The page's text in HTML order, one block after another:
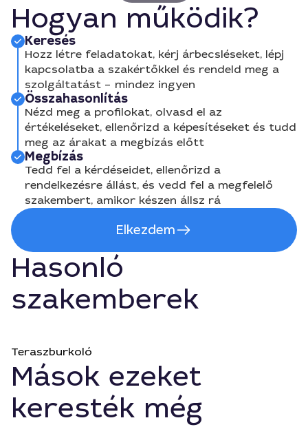
Hogyan működik?
Keresés
Hozz létre feladatokat, kérj árbecsléseket, lépj
kapcsolatba a szakértőkkel és rendeld meg a
szolgáltatást – mindez ingyen
Összahasonlítás
Nézd meg a profilokat, olvasd el az
értékeléseket, ellenőrizd a képesítéseket és tudd
meg az árakat a megbízás előtt
Megbízás
Tedd fel a kérdéseidet, ellenőrizd a
rendelkezésre állást, és vedd fel a megfelelő
szakembert, amikor készen állsz rá
Elkezdem
Hasonló
szakemberek
Teraszburkoló
Mások ezeket
keresték még